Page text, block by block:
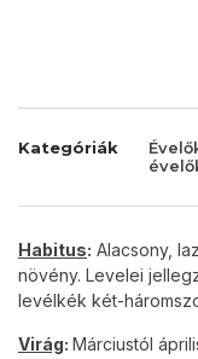
Kategóriák
Habitus: Alacsony,
növény. Levelei
levélkék két-
Virág: Márciustól